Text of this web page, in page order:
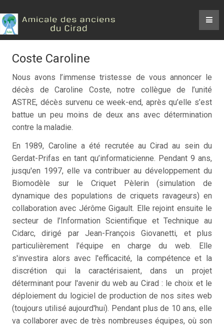
Coste Caroline
Nous avons l’immense tristesse de vous annoncer le
décès de Caroline Coste, notre collègue de l’unité
ASTRE, décès survenu ce week-end, après qu’elle s’est
battue un peu moins de deux ans avec détermination
contre la maladie.
En 1989, Caroline a été recrutée au Cirad au sein du
Gerdat-Prifas en tant qu’informaticienne. Pendant 9 ans,
jusqu'en 1997, elle va contribuer au développement du
Biomodèle sur le Criquet Pèlerin (simulation de
dynamique des populations de criquets ravageurs) en
collaboration avec Jérôme Gigault. Elle rejoint ensuite le
secteur de l’Information Scientifique et Technique au
Cidarc, dirigé par Jean-François Giovanetti, et plus
particulièrement l'équipe en charge du web. Elle
s'investira alors avec l'efficacité, la compétence et la
discrétion qui la caractérisaient, dans un projet
déterminant pour l'avenir du web au Cirad : le choix et le
déploiement du logiciel de production de nos sites web
(toujours utilisé aujourd'hui). Pendant plus de 10 ans, elle
va collaborer avec de très nombreuses équipes, où son